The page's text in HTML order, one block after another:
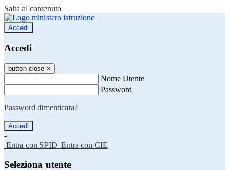
Salta al contenuto
Accedi
Accedi
button close ×
Nome Utente
Password
Password dimenticata?
-
Entra con SPID Entra con CIE
Seleziona utente